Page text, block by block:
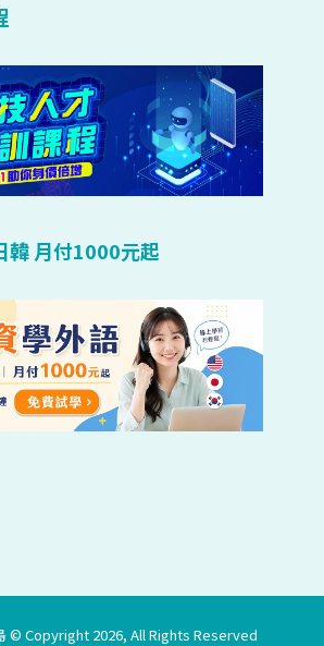
韓 月付1000元起
© Copyright 2026, All Rights Reserved